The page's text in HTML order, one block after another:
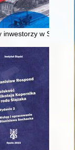
od
inwestorzy w